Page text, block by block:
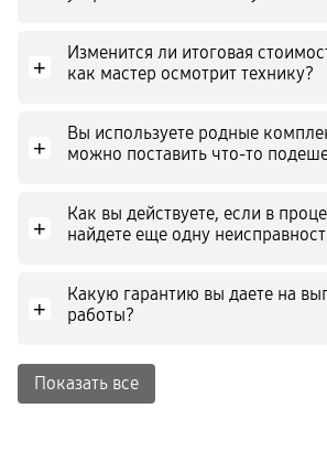
+
Изменится ли итоговая
как мастер осмотрит технику?
+
Вы используете родные
можно поставить что-то
+
Как вы действуете, если в
найдете еще одну
+
Какую гарантию вы даете на
работы?
Показать все